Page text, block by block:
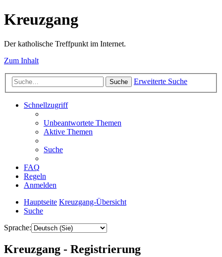
Kreuzgang
Der katholische Treffpunkt im Internet.
Zum Inhalt
Suche Erweiterte Suche
Schnellzugriff
Unbeantwortete Themen
Aktive Themen
Suche
FAQ
Regeln
Anmelden
Hauptseite Kreuzgang-Übersicht
Suche
Sprache:
Kreuzgang - Registrierung